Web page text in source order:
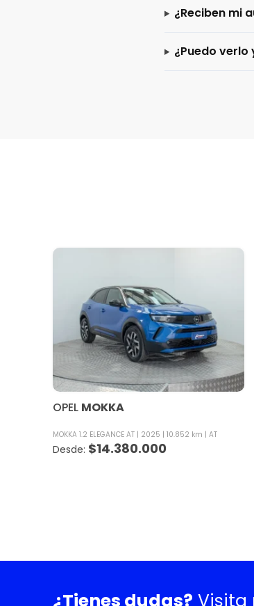
¿Reciben mi
¿Puedo
OPEL MOKKA
MOKKA 1.2 ELEGANCE AT 2025 10.852 km AT
$14.380.000
¿Tienes dudas? Visita